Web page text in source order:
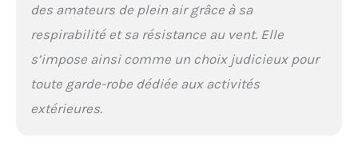
des amateurs de plein air grâce à sa
respirabilité et sa résistance au vent. Elle
s’impose ainsi comme un choix judicieux pour
toute garde-robe dédiée aux activités
extérieures.